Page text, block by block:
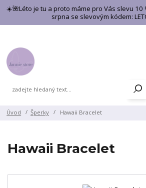
☀️🌺Léto je tu a proto máme pro Vás slevu 10
srpna se slevovým kódem:
Úvod Šperky Hawaii Bracelet
Hawaii Bracelet